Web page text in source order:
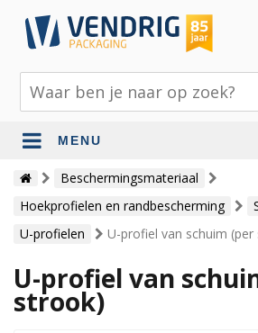
MENU
Beschermingsmateriaal
Bouw- en tuinmaterialen
Inpak - en verzendmaterialen
Jute en lopers
Papier en karton
Beschermingsmateriaal
Hoekprofielen en randbescherming
U-profielen
U-profiel van schuim
U-profiel van
strook)